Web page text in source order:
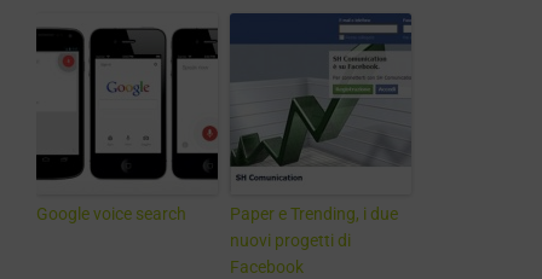
Google voice search
Paper e Trending, i due
nuovi progetti di
Facebook